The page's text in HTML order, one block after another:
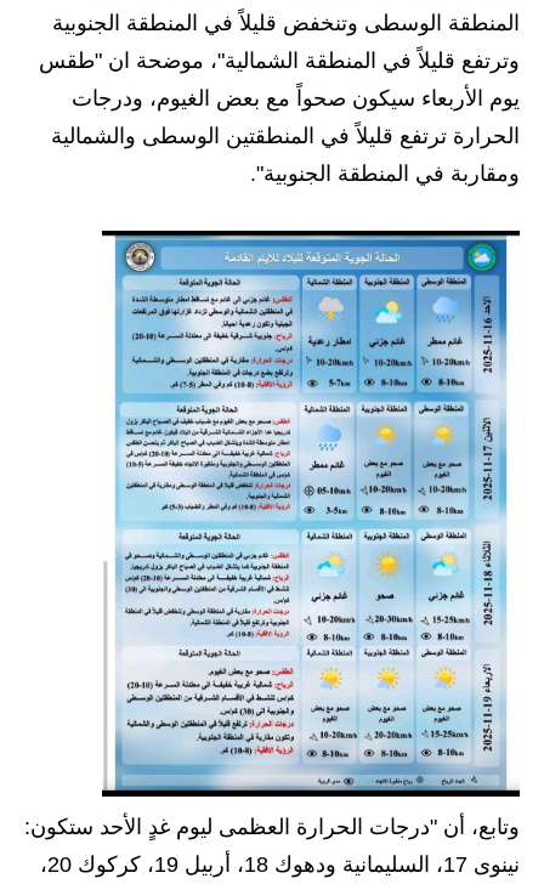
المرحلة الابتدائية
المرحلة المتوسطة
المرحلة الاعدادية
المرحلة الابتدائية
المرحلة المتوسطة
المرحلة الاعدادية
ملازم دراسية
المرحلة الابتدائية
المرحلة المتوسطة
المرحلة الاعدادية
دروس
المرحلة الابتدائية
المرحلة المتوسطة
المرحلة الاعدادية
مواضيع انشاء
المنطقة الوسطى وتنخفض قليلاً في المنطقة الجنوبية
وترتفع قليلاً في المنطقة الشمالية"، موضحة ان "طقس
يوم الأربعاء سيكون صحواً مع بعض الغيوم، ودرجات
الحرارة ترتفع قليلاً في المنطقتين الوسطى والشمالية
ومقاربة في المنطقة الجنوبية".
وتابع، أن "درجات الحرارة العظمى ليوم غدٍ الأحد ستكون:
نينوى 17، السليمانية ودهوك 18، أربيل 19، كركوك 20،